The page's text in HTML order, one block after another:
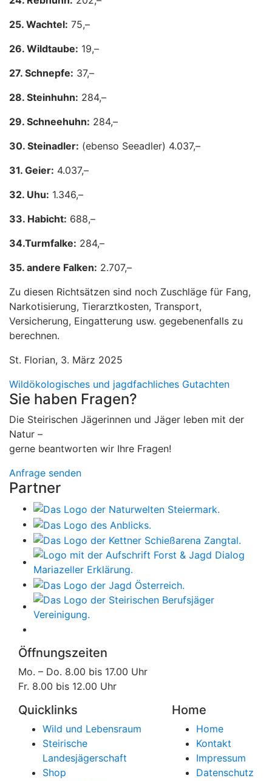
25. Wachtel: 75,–
26. Wildtaube: 19,–
27. Schnepfe: 37,–
28. Steinhuhn: 284,–
29. Schneehuhn: 284,–
30. Steinadler: (ebenso Seeadler) 4.037,–
31. Geier: 4.037,–
32. Uhu: 1.346,–
33. Habicht: 688,–
34.Turmfalke: 284,–
35. andere Falken: 2.707,–
Zu diesen Richtsätzen sind noch Zuschläge für Fang,
Narkotisierung, Tierarztkosten, Transport,
Versicherung, Eingatterung usw. gegebenenfalls zu
berechnen.
St. Florian, 3. März 2025
Wildökologisches und jagdfachliches Gutachten
Sie haben Fragen?
Die Steirischen Jägerinnen und Jäger leben mit der
Natur –
gerne beantworten wir Ihre Fragen!
Anfrage senden
Partner
Öffnungszeiten
Mo. – Do. 8.00 bis 17.00 Uhr
Fr. 8.00 bis 12.00 Uhr
Quicklinks
Wild und Lebensraum
Steirische
Landesjägerschaft
Shop
Home
Home
Kontakt
Impressum
Datenschutz